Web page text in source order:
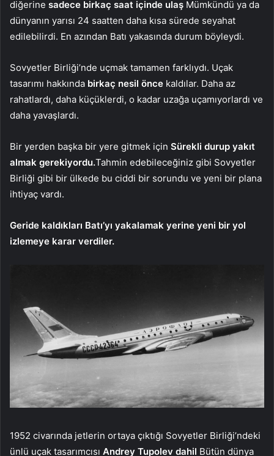
diğerine sadece birkaç saat içinde ulaş Mümkündü ya da
dünyanın yarısı 24 saatten daha kısa sürede seyahat
edilebilirdi. En azından Batı yakasında durum böyleydi.
Sovyetler Birliği’nde uçmak tamamen farklıydı. Uçak
tasarımı hakkında birkaç nesil önce kaldılar. Daha az
rahatlardı, daha küçüklerdi, o kadar uzağa uçamıyorlardı ve
daha yavaşlardı.
Bir yerden başka bir yere gitmek için Sürekli durup yakıt
almak gerekiyordu.Tahmin edebileceğiniz gibi Sovyetler
Birliği gibi bir ülkede bu ciddi bir sorundu ve yeni bir plana
ihtiyaç vardı.
Geride kaldıkları Batı’yı yakalamak yerine yeni bir yol
izlemeye karar verdiler.
1952 civarında jetlerin ortaya çıktığı Sovyetler Birliği’ndeki
ünlü uçak tasarımcısı Andrey Tupolev dahil Bütün dünya